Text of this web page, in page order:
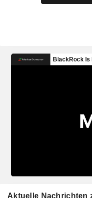
Aktuelle Nachrichten